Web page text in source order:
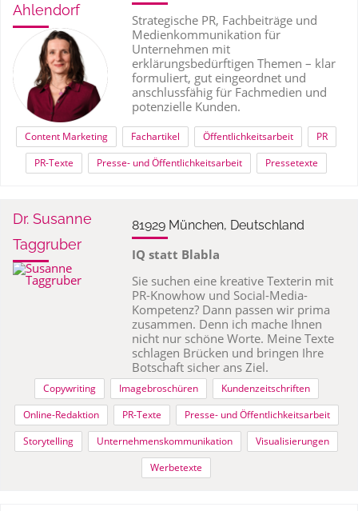
Ahlendorf
Strategische PR, Fachbeiträge und
Medienkommunikation für
Unternehmen mit
erklärungsbedürftigen Themen – klar
formuliert, gut eingeordnet und
anschlussfähig für Fachmedien und
potenzielle Kunden.
Content Marketing Fachartikel Öffentlichkeitsarbeit
PR
PR-Texte
Presse- und Öffentlichkeitsarbeit Pressetexte
Dr. Susanne
Taggruber
81929 München, Deutschland
IQ statt Blabla
Sie suchen eine kreative Texterin mit
PR-Knowhow und Social-Media-
Kompetenz? Dann passen wir prima
zusammen. Denn ich mache Ihnen
nicht nur schöne Worte. Meine Texte
schlagen Brücken und bringen Ihre
Botschaft sicher ans Ziel.
Copywriting Imagebroschüren
Kundenzeitschriften
Online-Redaktion
PR-Texte
Presse- und Öffentlichkeitsarbeit
Storytelling
Unternehmenskommunikation
Visualisierungen
Werbetexte